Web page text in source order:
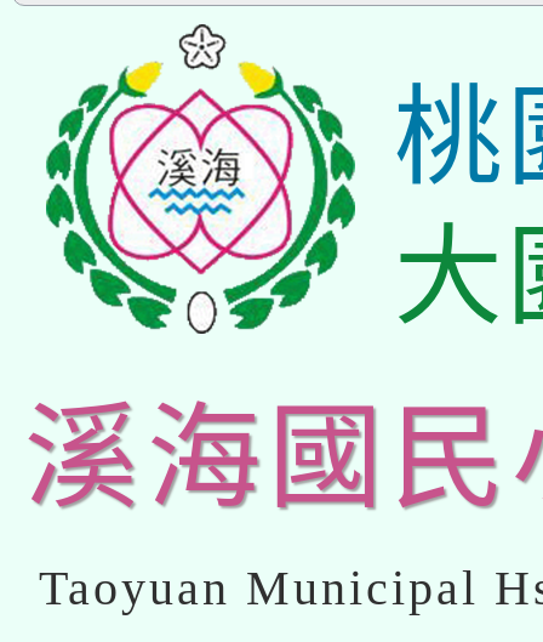
桃
大
溪海國民
Taoyuan Municipal